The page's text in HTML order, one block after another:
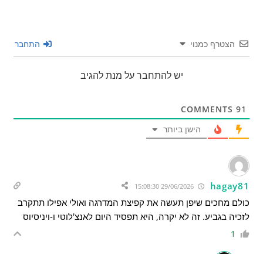
הצטרף כמנוי התחבר
יש להתחבר על מנת להגיב
91
הישן ביותר
hagay81
29/06/2026 15:08:30
כולם מחכים שיפן תעשה את קפיצת המדרגה ואולי אפילו תתקרב
לזכיה בגביע. זה לא יקרה, היא תפסיד היום לאנצ'לוטי ו-ויניסיוס
1